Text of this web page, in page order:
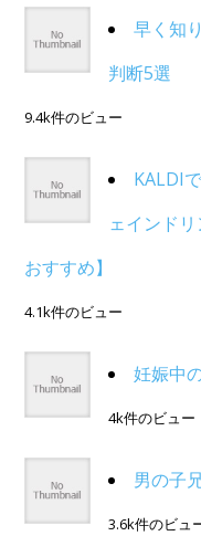
早く知
判断5選
9.4k件のビュー
KALDI
ェインド
おすすめ】
4.1k件のビュー
妊娠中
4k件のビュー
男の子
3.6k件のビュ